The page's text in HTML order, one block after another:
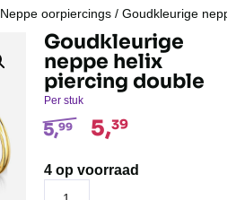
Neppe oorpiercings / Goudkleurige
Goudkleurige
neppe helix
piercing double
Per stuk
5,99 5,39
4 op voorraad